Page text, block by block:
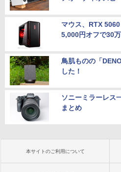
マウス、RTX
5,000円オフで30万
鳥肌ものの「
した！
ソニーミラーレス
まとめ
本サイトのご利用について